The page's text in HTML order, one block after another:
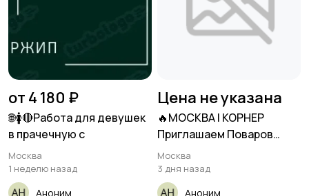
от 4 180 ₽
🌐🚺🔴Работа для девушек
в прачечную с
Москва
1 неделю назад
Аноним
Цена не указана
🔥МОСКВА | КОРНЕР
Приглашаем Поваров
универсалов
Москва
3 дня назад
Аноним